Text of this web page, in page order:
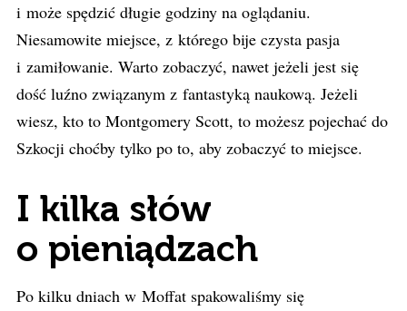
i może spędzić długie godziny na oglądaniu.
Niesamowite miejsce, z którego bije czysta pasja
i zamiłowanie. Warto zobaczyć, nawet jeżeli jest się
dość luźno związanym z fantastyką naukową. Jeżeli
wiesz, kto to Montgomery Scott, to możesz pojechać do
Szkocji choćby tylko po to, aby zobaczyć to miejsce.
I kilka słów
o pieniądzach
Po kilku dniach w Moffat spakowaliśmy się